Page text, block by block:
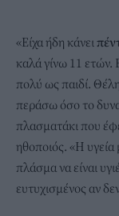
«Είχα ήδη κάνει
καλά γίνω 11 ετών.
πολύ ως παιδί.
περάσω όσο το
πλασματάκι που
ηθοποιός. «Η
πλάσμα να είναι
ευτυχισμένος αν